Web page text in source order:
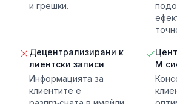
и грешки.
Децентрализирани к
лиентски записи
Информацията за
клиентите е
M